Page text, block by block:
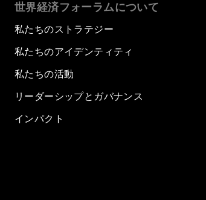
世界経済フォーラムについて
私たちのストラテジー
私たちのアイデンティティ
私たちの活動
リーダーシップとガバナンス
インパクト